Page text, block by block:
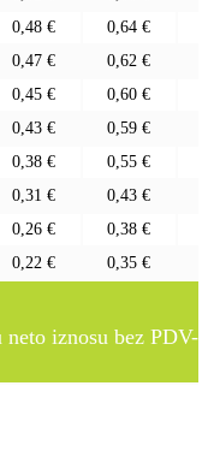
0,48 € 0,64 €
0,47 € 0,62 €
0,45 € 0,60 €
0,43 € 0,59 €
0,38 € 0,55 €
0,31 € 0,43 €
0,26 € 0,38 €
0,22 € 0,35 €
iznosu bez PDV-